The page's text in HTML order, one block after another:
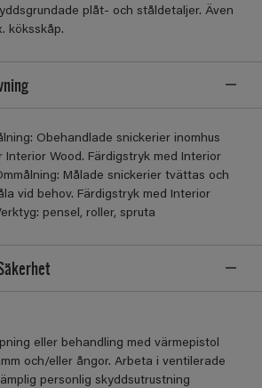
plåt- och ståldetaljer. Även
köksskåp.
Obehandlade snickerier inomhus
Interior Wood. Färdigstryk med Interior
Målade snickerier tvättas och
vid behov. Färdigstryk med Interior
pensel, roller, spruta
eller behandling med värmepistol
och/eller ångor. Arbeta i ventilerade
personlig skyddsutrustning